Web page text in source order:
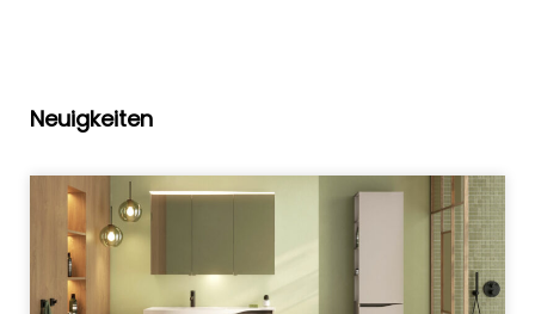
Neuigkeiten